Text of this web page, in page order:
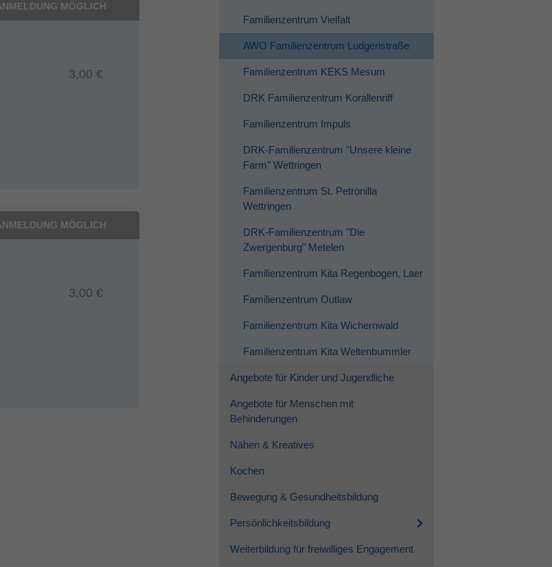
MÖGLICH
3,00 €
MÖGLICH
3,00 €
Familienzentrum Vielfalt
AWO Familienzentrum Ludgeristraße
Familienzentrum KEKS Mesum
DRK Familienzentrum Korallenriff
Familienzentrum Impuls
DRK-Familienzentrum "Unsere kleine
Farm" Wettringen
Familienzentrum St. Petronilla
Wettringen
DRK-Familienzentrum "Die
Zwergenburg" Metelen
Familienzentrum Kita Regenbogen, Laer
Familienzentrum Outlaw
Familienzentrum Kita Wichernwald
Familienzentrum Kita Weltenbummler
Angebote für Kinder und Jugendliche
Angebote für Menschen mit
Behinderungen
Nähen & Kreatives
Kochen
Bewegung & Gesundheitsbildung
Persönlichkeitsbildung
Weiterbildung für freiwilliges Engagement